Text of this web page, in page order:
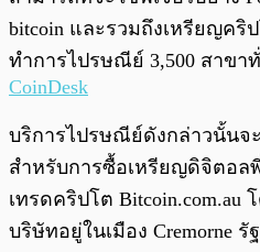
bitcoin และรวมถึงเหรียญคริ
ทำการไปรษณีย์ 3,500 สาขา
CoinDesk
บริการไปรษณีย์ดังกล่าวนั้นจ
สำหรับการซื้อเหรียญดิจิตอล
เทรดคริปโต Bitcoin.com.au
บริษัทอยู่ในเมือง Cremorne รั